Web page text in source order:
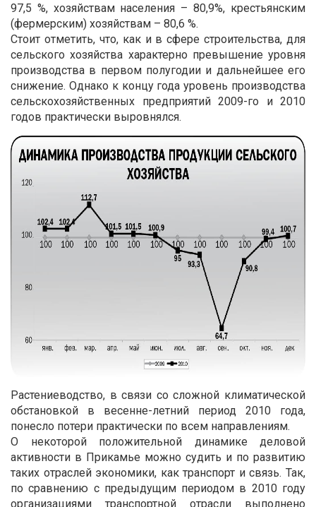
97,5 %, хозяйствам населения – 80,9%, крестьянским
(фермерским) хозяйствам – 80,6 %.
Стоит отметить, что, как и в сфере строительства, для
сельского хозяйства характерно превышение уровня
производства в первом полугодии и дальнейшее его
снижение. Однако к концу года уровень производства
сельскохозяйственных предприятий 2009-го и 2010
годов практически выровнялся.
Растениеводство, в связи со сложной климатической
обстановкой в весенне-летний период 2010 года,
понесло потери практически по всем направлениям.
О некоторой положительной динамике деловой
активности в Прикамье можно судить и по развитию
таких отраслей экономики, как транспорт и связь. Так,
по сравнению с предыдущим периодом в 2010 году
организациями транспортной отрасли выполнено